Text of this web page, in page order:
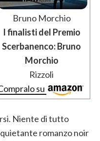
Bruno Morchio
I finalisti del Premio
Scerbanenco: Bruno
Morchio
Rizzoli
su
Niente di tutto
romanzo noir